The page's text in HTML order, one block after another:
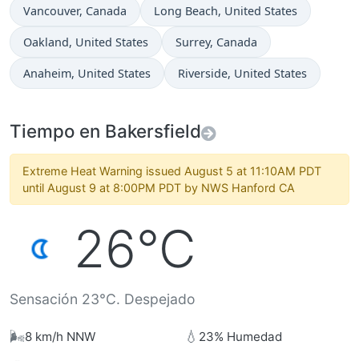
Hora actual en
Vancouver, Canada Hora actual en
Long Beach, United States
Hora actual en
Oakland, United States Hora actual en
Surrey, Canada
Hora actual en
Anaheim, United States Hora actual en
Riverside, United States
Tiempo en Bakersfield
Extreme Heat Warning issued August 5 at 11:10AM PDT
until August 9 at 8:00PM PDT by NWS Hanford CA
26°C
Sensación 23°C. Despejado
🌬️8 km/h NNW 💧 23% Humedad